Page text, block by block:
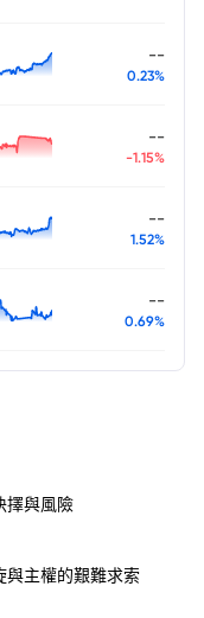
--
0.23%
--
-1.15%
--
1.52%
--
0.69%
擇與風險
與主權的艱難求索